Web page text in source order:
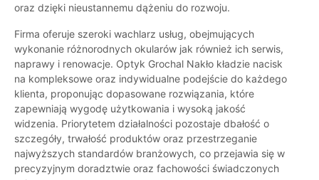
oraz dzięki nieustannemu dążeniu do rozwoju.
Firma oferuje szeroki wachlarz usług, obejmujących
wykonanie różnorodnych okularów jak również ich serwis,
naprawy i renowacje. Optyk Grochal Nakło kładzie nacisk
na kompleksowe oraz indywidualne podejście do każdego
klienta, proponując dopasowane rozwiązania, które
zapewniają wygodę użytkowania i wysoką jakość
widzenia. Priorytetem działalności pozostaje dbałość o
szczegóły, trwałość produktów oraz przestrzeganie
najwyższych standardów branżowych, co przejawia się w
precyzyjnym doradztwie oraz fachowości świadczonych